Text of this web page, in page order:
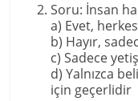
Soru: İnsan
a) Evet,
b) Hayır,
c) Sadece
d) Yalnızca
için geçerlidir